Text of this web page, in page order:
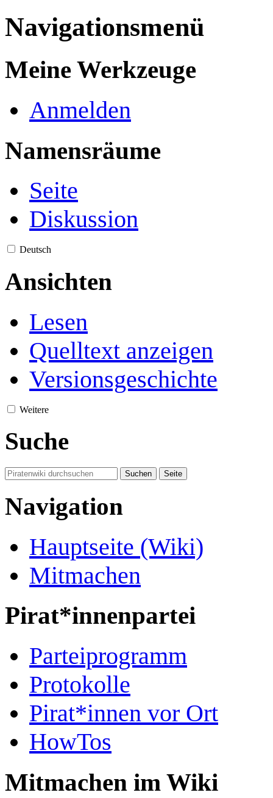
Navigationsmenü
Meine Werkzeuge
Anmelden
Namensräume
Seite
Diskussion
Deutsch
Ansichten
Lesen
Quelltext anzeigen
Versionsgeschichte
Weitere
Suche
Navigation
Hauptseite (Wiki)
Mitmachen
Pirat*innenpartei
Parteiprogramm
Protokolle
Pirat*innen vor Ort
HowTos
Mitmachen im Wiki